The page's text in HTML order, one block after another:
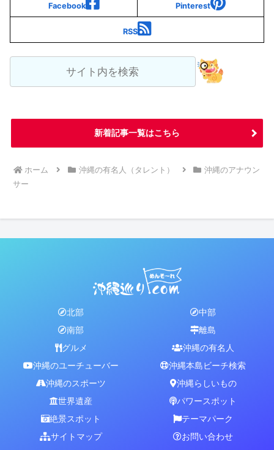
Facebook Pinterest
RSS
新着記事一覧はこちら
ホーム 沖縄の有名人（タレント）
沖縄のアナウン
サー
北部
中部
南部
離島
グルメ
沖縄の有名人
沖縄のユーチューバー
沖縄本島ビーチ検索
沖縄のスポーツ
沖縄らしいもの
世界遺産
パワースポット
絶景スポット
テーマパーク
サイトマップ
お問い合わせ